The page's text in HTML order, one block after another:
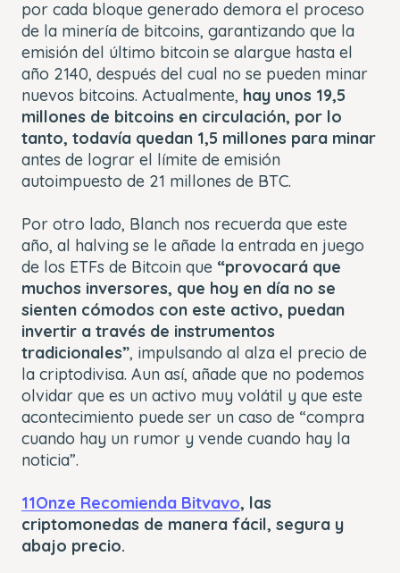
por cada bloque generado demora el proceso
de la minería de bitcoins, garantizando que la
emisión del último bitcoin se alargue hasta el
año 2140, después del cual no se pueden minar
nuevos bitcoins. Actualmente, hay unos 19,5
millones de bitcoins en circulación, por lo
tanto, todavía quedan 1,5 millones para minar
antes de lograr el límite de emisión
autoimpuesto de 21 millones de BTC.
Por otro lado, Blanch nos recuerda que este
año, al halving se le añade la entrada en juego
de los ETFs de Bitcoin que “provocará que
muchos inversores, que hoy en día no se
sienten cómodos con este activo, puedan
invertir a través de instrumentos
tradicionales”, impulsando al alza el precio de
la criptodivisa. Aun así, añade que no podemos
olvidar que es un activo muy volátil y que este
acontecimiento puede ser un caso de “compra
cuando hay un rumor y vende cuando hay la
noticia”.
11Onze Recomienda Bitvavo, las
criptomonedas de manera fácil, segura y
abajo precio.